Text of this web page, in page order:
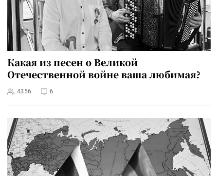
Какая из песен о Великой
Отечественной войне ваша любимая?
4356 6